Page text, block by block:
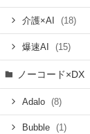
介護×AI (18)
爆速AI (15)
ノーコード×DX
Adalo (8)
Bubble (1)